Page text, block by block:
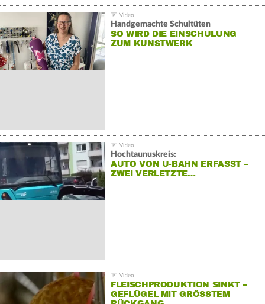
Handgemachte Schultüten
SO WIRD DIE EINSCHULUNG
ZUM KUNSTWERK
Hochtaunuskreis:
AUTO VON U-BAHN ERFASST –
ZWEI VERLETZTE…
FLEISCHPRODUKTION SINKT –
GEFLÜGEL MIT GRÖSSTEM R